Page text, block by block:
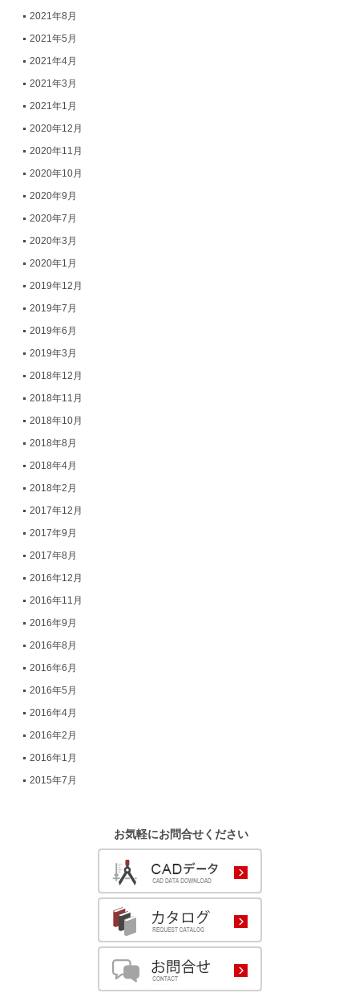
2021年8月
2021年5月
2021年4月
2021年3月
2021年1月
2020年12月
2020年11月
2020年10月
2020年9月
2020年7月
2020年3月
2020年1月
2019年12月
2019年7月
2019年6月
2019年3月
2018年12月
2018年11月
2018年10月
2018年8月
2018年4月
2018年2月
2017年12月
2017年9月
2017年8月
2016年12月
2016年11月
2016年9月
2016年8月
2016年6月
2016年5月
2016年4月
2016年2月
2016年1月
2015年7月
お気軽にお問合せください